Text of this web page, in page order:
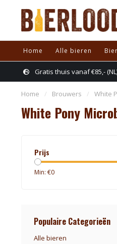
Home Alle bieren
Gratis thuis vanaf €85,-
Home / Brouwers / White
White Pony
Prijs
Min: €0
Populaire Categorieën
Alle bieren